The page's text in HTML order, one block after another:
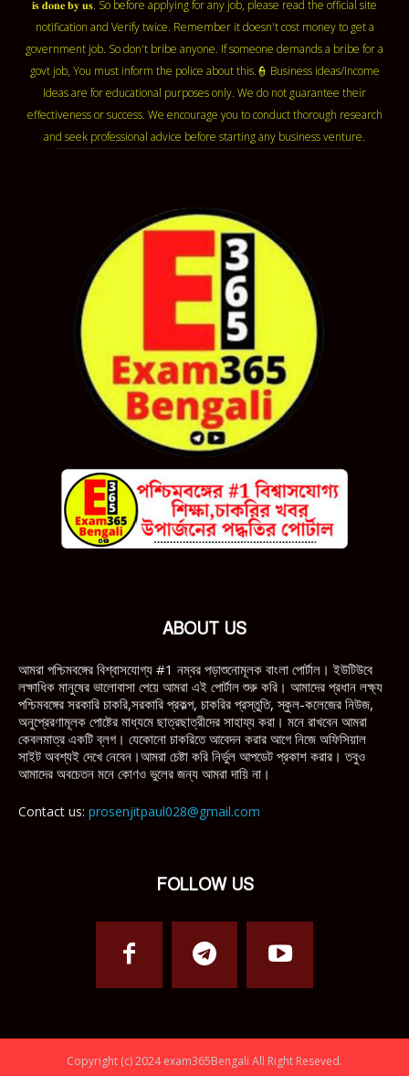
𝐢𝐬 𝐝𝐨𝐧𝐞 𝐛𝐲 𝐮𝐬. So before applying for any job, please read the official site
notification and Verify twice. Remember it doesn't cost money to get a
government job. So don't bribe anyone. If someone demands a bribe for a
govt job, You must inform the police about this.👮 Business ideas/Income
Ideas are for educational purposes only. We do not guarantee their
effectiveness or success. We encourage you to conduct thorough research
and seek professional advice before starting any business venture.
ABOUT US
আমরা পশ্চিমবঙ্গের বিশ্বাসযোগ্য #1 নম্বর পড়াশুনোমূলক বাংলা পোর্টাল। ইউটিউবে
লক্ষাধিক মানুষের ভালোবাসা পেয়ে আমরা এই পোর্টাল শুরু করি। আমাদের প্রধান লক্ষ্য
পশ্চিমবঙ্গের সরকারি চাকরি,সরকারি প্রকল্প, চাকরির প্রস্তুতি, স্কুল-কলেজের নিউজ,
অনুপ্রেরণামূলক পোষ্টের মাধ্যমে ছাত্রছাত্রীদের সাহায্য করা। মনে রাখবেন আমরা
কেবলমাত্র একটি ব্লগ। যেকোনো চাকরিতে আবেদন করার আগে নিজে অফিসিয়াল
সাইট অবশ্যই দেখে নেবেন।আমরা চেষ্টা করি নির্ভুল আপডেট প্রকাশ করার। তবুও
আমাদের অবচেতন মনে কোণও ভুলের জন্য আমরা দায়ি না।
Contact us: prosenjitpaul028@gmail.com
FOLLOW US
Copyright (c) 2024 exam365Bengali All Right Reseved.